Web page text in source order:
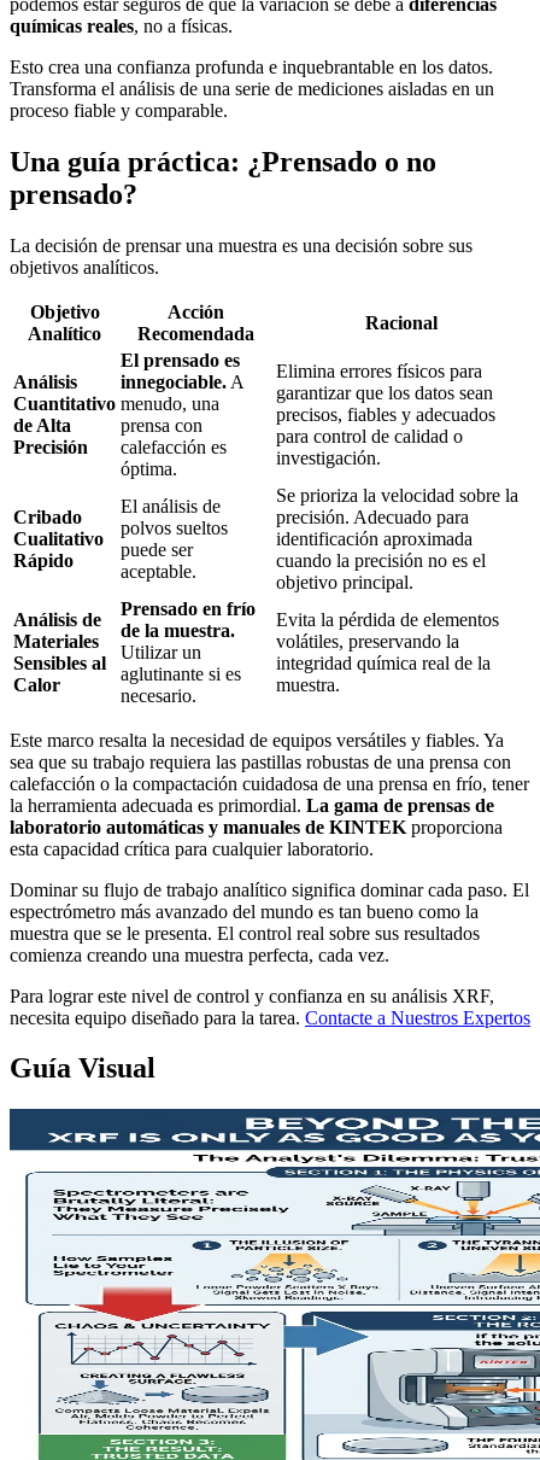
químicas reales, no a físicas.
Esto crea una confianza profunda e inquebrantable en los datos.
Transforma el análisis de una serie de mediciones aisladas en un
proceso fiable y comparable.
Una guía práctica: ¿Prensado o no
prensado?
La decisión de prensar una muestra es una decisión sobre sus
objetivos analíticos.
Objetivo
Analítico
Acción
Recomendada
Racional
Análisis
Cuantitativo
de Alta
Precisión
El prensado es
innegociable. A
menudo, una
prensa con
calefacción es
óptima.
Elimina errores físicos para
garantizar que los datos sean
precisos, fiables y adecuados
para control de calidad o
investigación.
Cribado
Cualitativo
Rápido
El análisis de
polvos sueltos
puede ser
aceptable.
Se prioriza la velocidad sobre la
precisión. Adecuado para
identificación aproximada
cuando la precisión no es el
objetivo principal.
Análisis de
Materiales
Sensibles al
Calor
Prensado en frío
de la muestra.
Utilizar un
aglutinante si es
necesario.
Evita la pérdida de elementos
volátiles, preservando la
integridad química real de la
muestra.
Este marco resalta la necesidad de equipos versátiles y fiables. Ya
sea que su trabajo requiera las pastillas robustas de una prensa con
calefacción o la compactación cuidadosa de una prensa en frío, tener
la herramienta adecuada es primordial. La gama de prensas de
laboratorio automáticas y manuales de KINTEK proporciona
esta capacidad crítica para cualquier laboratorio.
Dominar su flujo de trabajo analítico significa dominar cada paso. El
espectrómetro más avanzado del mundo es tan bueno como la
muestra que se le presenta. El control real sobre sus resultados
comienza creando una muestra perfecta, cada vez.
Para lograr este nivel de control y confianza en su análisis XRF,
necesita equipo diseñado para la tarea. Contacte a Nuestros Expertos
Guía Visual